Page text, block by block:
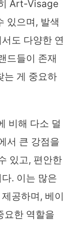
Art-Visage
있으며, 발색
도 다양한 연
드들이 존재
는 게 중요하
비해 다소 덜
서 큰 강점을
있고, 편안한
. 이는 많은
공하며, 베이
요한 역할을